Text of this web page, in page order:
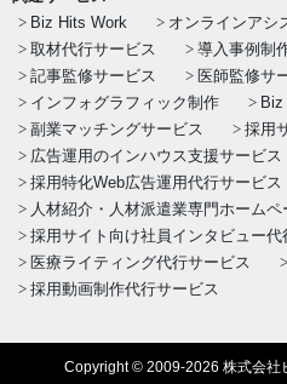
Biz Hits Work
オンラインアシ
取材代行サービス
導入事例制
記事監修サービス
医師監修サ
インフォグラフィック制作
副業マッチングサービス
採用
広告運用のインハウス支援サービス
採用特化Web広告運用代行サービス
人材紹介・人材派遣業専門ホーム
採用サイト向け社員インタビュー代
医療ライティング代行サービス
採用動画制作代行サービス
Copyright © 2009-2026 株式会社